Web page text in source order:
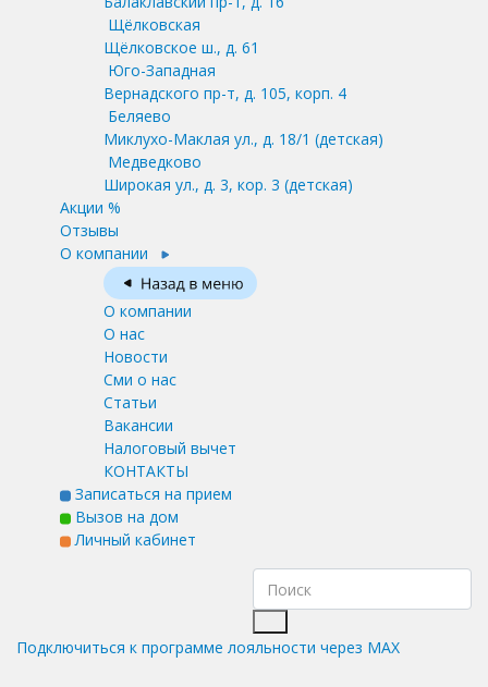
Щёлковская
Щёлковское ш., д. 61
Юго-Западная
Вернадского пр-т, д. 105, корп. 4
Беляево
Миклухо-Маклая ул., д. 18/1 (детская)
Медведково
Широкая ул., д. 3, кор. 3 (детская)
Акции %
Отзывы
О компании
О компании
О нас
Новости
Сми о нас
Статьи
Вакансии
Налоговый вычет
КОНТАКТЫ
Записаться на прием
Вызов на дом
Личный кабинет
Подключиться к программе лояльности через MAX